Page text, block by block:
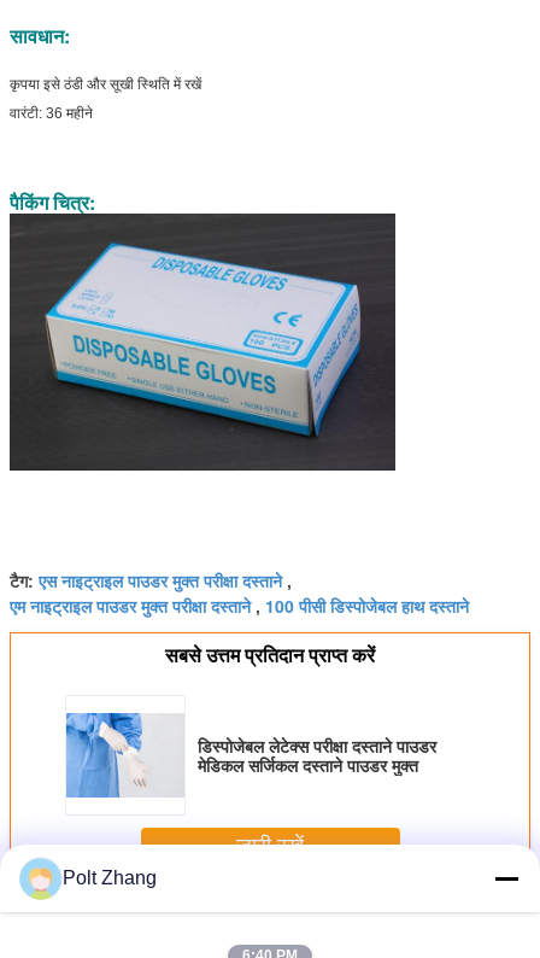
सावधान:
कृपया इसे ठंडी और सूखी स्थिति में रखें
वारंटी: 36 महीने
पैकिंग चित्र:
टैग:एस नाइट्राइल पाउडर मुक्त परीक्षा दस्ताने,
एम नाइट्राइल पाउडर मुक्त परीक्षा दस्ताने, 100 पीसी डिस्पोजेबल हाथ दस्ताने
सबसे उत्तम प्रतिदान प्राप्त करें
डिस्पोजेबल लेटेक्स परीक्षा दस्ताने पाउडर
मेडिकल सर्जिकल दस्ताने पाउडर मुक्त
जारी रखें
अधिकडिस्पोजेबल हाथ दस्ताने
Polt Zhang